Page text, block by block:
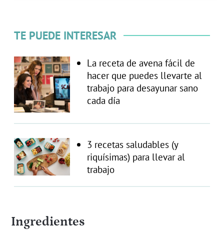
TE PUEDE INTERESAR
La receta de avena fácil de
hacer que puedes llevarte al
trabajo para desayunar sano
cada día
3 recetas saludables (y
riquísimas) para llevar al
trabajo
Ingredientes